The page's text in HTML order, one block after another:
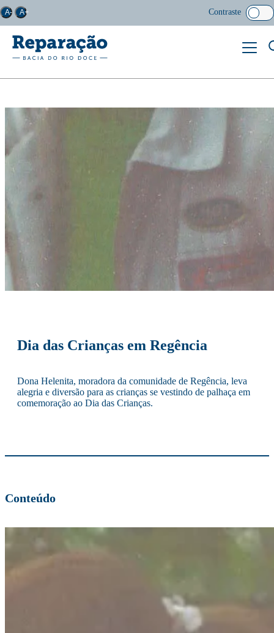
A- A+ Contraste
Dia das Crianças em Regência
Dona Helenita, moradora da comunidade de Regência, leva
alegria e diversão para as crianças se vestindo de palhaça em
comemoração ao Dia das Crianças.
Conteúdo